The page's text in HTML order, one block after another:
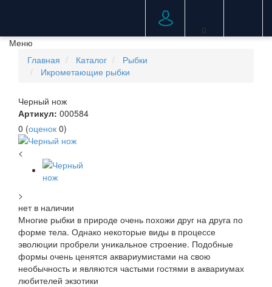
0
Меню
Главная
Каталог
Рыбки
Икрометающие рыбки
Черный нож
Артикул: 000584
0 (оценок 0)
<
>
нет в наличии
Многие рыбки в природе очень похожи друг на друга по
форме тела. Однако некоторые виды в процессе
эволюции пробрели уникальное строение. Подобные
формы очень ценятся аквариумистами на свою
необычность и являются частыми гостями в аквариумах
любителей экзотики